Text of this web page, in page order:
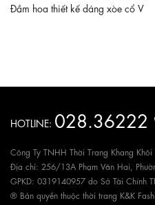
Đầm hoa thiết kế dáng xòe cổ V
HOTLINE: 028.36222
Công Ty TNHH Thời Trang Khang Khôi
Địa chỉ: 256/13A Phạm Văn Hai,
GPKD: 0319140957 do Sở Tài
® Bản quyền thuộc thời trang K&K